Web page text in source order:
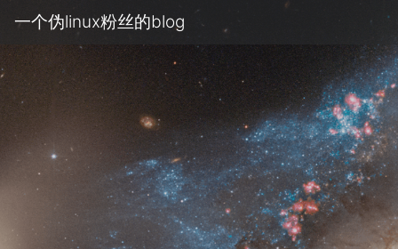
一个伪linux粉丝的blog